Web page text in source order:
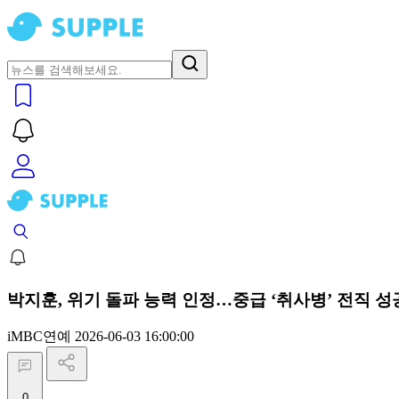
박지훈, 위기 돌파 능력 인정…중급 ‘취사병’ 전직 성
iMBC연예 2026-06-03 16:00:00